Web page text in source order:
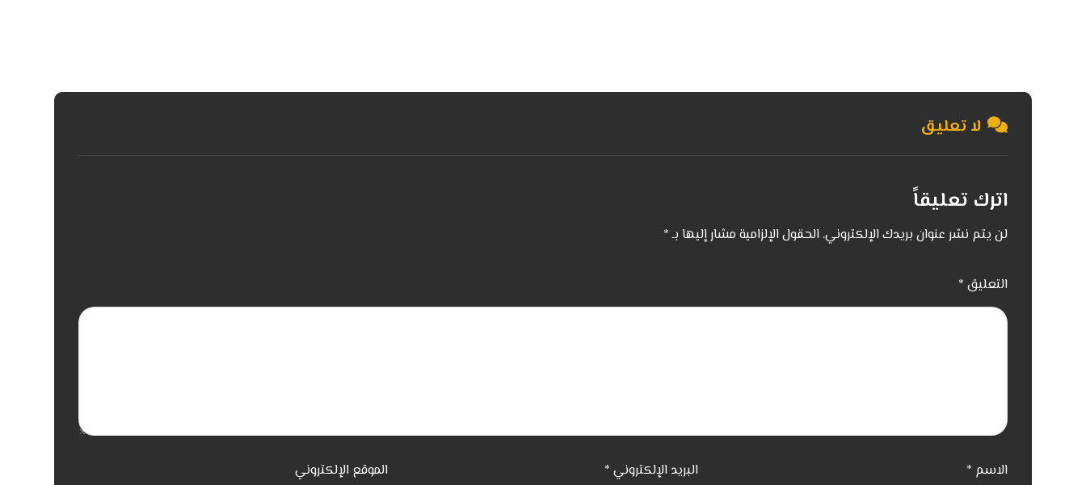
لا تعليق
اترك تعليقاً
لن يتم نشر عنوان بريدك الإلكتروني. الحقول الإلزامية مشار إليها بـ*
التعليق *
الاسم * البريد الإلكتروني * الموقع الإلكتروني